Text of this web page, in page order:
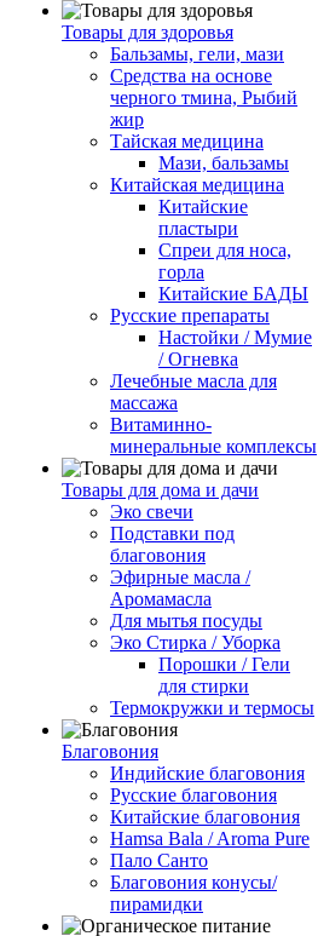
Товары для здоровья
Бальзамы, гели, мази
Средства на основе
черного тмина, Рыбий
жир
Тайская медицина
Мази, бальзамы
Китайская медицина
Китайские
пластыри
Спреи для носа,
горла
Китайские БАДЫ
Русские препараты
Настойки / Мумие
/ Огневка
Лечебные масла для
массажа
Витаминно-
минеральные комплексы
Товары для дома и дачи
Эко свечи
Подставки под
благовония
Эфирные масла /
Аромамасла
Для мытья посуды
Эко Стирка / Уборка
Порошки / Гели
для стирки
Термокружки и термосы
Благовония
Индийские благовония
Русские благовония
Китайские благовония
Hamsa Bala / Aroma Pure
Пало Санто
Благовония конусы/
пирамидки